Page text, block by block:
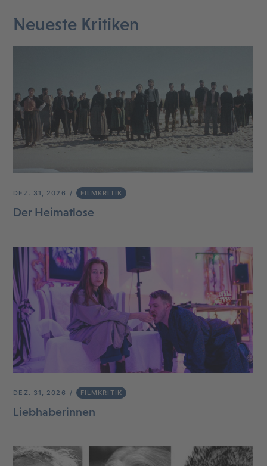
Neueste Kritiken
DEZ. 31, 2026 FILMKRITIK
Der Heimatlose
DEZ. 31, 2026 FILMKRITIK
Liebhaberinnen